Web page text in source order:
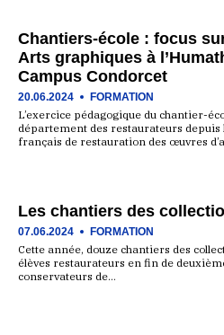
Chantiers-école : focus
Arts graphiques à
Campus Condorcet
20.06.2024 FORMATION
L’exercice pédagogique du chantier-
département des restaurateurs depuis
français de restauration des œuvres
Les chantiers des
07.06.2024 FORMATION
Cette année, douze chantiers des
élèves restaurateurs en fin de
conservateurs de…